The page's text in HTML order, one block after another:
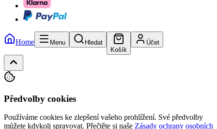
Home Menu
Hledat
Košík
Účet
Předvolby cookies
Používáme cookies ke zlepšení vašeho prohlížení. Své předvolby
můžete kdykoli spravovat. Přečtěte si naše Zásady ochrany osobních